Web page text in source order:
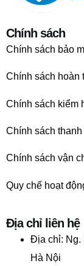
Chính sách
Chính sách bảo
Chính sách hoàn
Chính sách kiểm
Chính sách thanh
Chính sách vận
Quy chế hoạt
Địa chỉ liên hệ
Địa chỉ:
Hà Nội